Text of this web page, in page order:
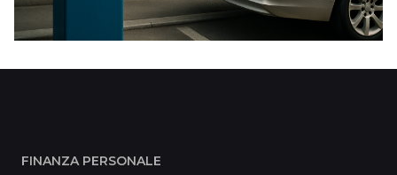
FINANZA PERSONALE